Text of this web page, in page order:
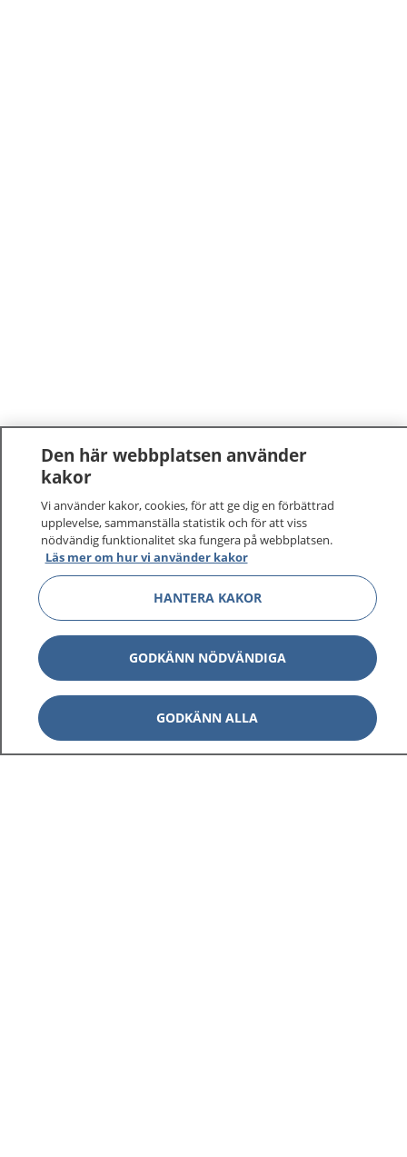
1177 tryggt om din hälsa och vård
På 1177.se får du råd om hälsa och information om
sjukdomar och vilka mottagningar du kan kontakta.
Logga in för att läsa din journal och göra dina
vårdärenden. Ring telefonnummer 1177 för
sjukvårdsrådgivning dygnet runt.
1177 ger dig råd när du vill må bättre.
Den här webbplatsen använder
kakor
Vi använder kakor, cookies, för att ge dig en förbättrad
upplevelse, sammanställa statistik och för att viss
nödvändig funktionalitet ska fungera på webbplatsen.
Läs mer om hur vi använder kakor
HANTERA KAKOR
GODKÄNN NÖDVÄNDIGA
GODKÄNN ALLA